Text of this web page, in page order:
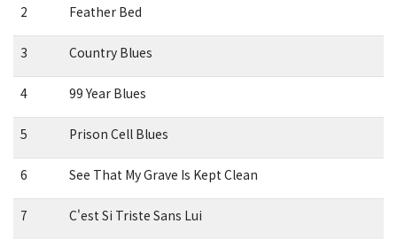
2 Feather Bed
3 Country Blues
4 99 Year Blues
5 Prison Cell Blues
6 See That My Grave Is Kept Clean
7 C'est Si Triste Sans Lui